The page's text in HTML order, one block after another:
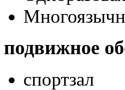
подвижное
спортзал